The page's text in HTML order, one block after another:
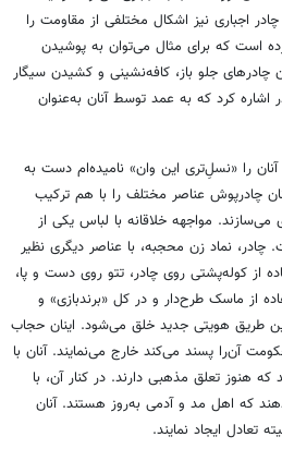
اجباری نیز اشکال مختلفی از مقاومت را
است که برای مثال می‌توان به پوشیدن
چادرهای جلو باز، کافه‌نشینی و کشیدن سیگار
اشاره کرد که به عمد توسط آنان به‌عنوان
را «نسلِ‌تری این وان» نامیده‌ام دست به
چادرپوش عناصر مختلف را با هم ترکیب
مواجهه خلاقانه با لباس یکی از
نماد زن محجبه، با عناصر دیگری نظیر
از کوله‌پشتی روی چادر، تتو روی دست و پا،
از ماسک طرح‌دار و در کل «برندبازی» و
طریق هویتی جدید خلق می‌شود. اینان حجاب
آن‌را پسند می‌کند خارج می‌نمایند. آنان با
که هنوز تعلق مذهبی دارند. در کنار آن، با
که اهل مد و آدمی به‌روز هستند. آنان
ایجاد نمایند.